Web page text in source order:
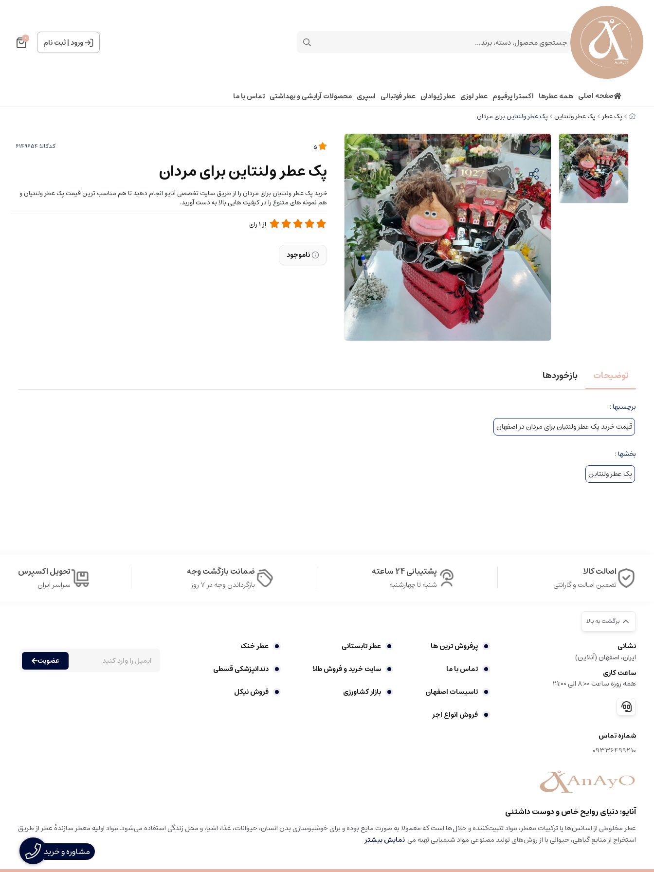
ورود|ثبت نام 0
صفحه اصلی همه عطرها اکسترا پرفیوم عطر لوزی عطر ژیوادان عطر فوتبالی اسپری محصولات آرایشی و بهداشتی تماس با ما
پک عطر پک عطر ولنتاین پک عطر ولنتاین برای مردان
کدکالا:
پک عطر ولنتاین برای مردان
خرید پک عطر ولنتیان برای مردان را از طریق سایت تخصصی آنایو انجام دهید تا هم مناسب ترین قیمت پک عطر ولنتیان و
هم نمونه های متنوع را در کیفیت هایی بالا به دست آورید.
از1رای
ناموجود
توضیحات بازخوردها
برچسبها :
قیمت خرید پک عطر ولنتیان برای مردان در اصفهان
بخشها :
پک عطر ولنتاین
اصالت کالا
تضمین اصالت و گارانتی
پشتیبانی 24 ساعته
شنبه تا چهارشنبه
ضمانت بازگشت وجه
بازگرداندن وجه در ۷ روز
تحویل اکسپرس
سراسر ایران
برگشت به بالا
نشانی
ایران، اصفهان (آنلاین)
ساعت کاری
همه روزه ساعت 8:00 الی 21:00
شماره تماس
09336499210
پرفروش ترین ها عطر تابستانی
عطر خنک
تماس با ما
سایت خرید و فروش طلا
دندانپزشکی قسطی
تاسیسات اصفهان
بازار کشاورزی
فروش نیکل
فروش انواع اجر
عضویت
آنایو؛ دنیای روایح خاص و دوست داشتنی
عطر مخلوطی از اسانس‌ها یا ترکیبات معطر، مواد تثبیت‌کننده و حلال‌ها است که معمولا به صورت مایع بوده و برای خوشبوسازی بدن انسان، حیوانات، غذا، اشیا، و محل زندگی استفاده می‌شود. مواد اولیه معطر سازندهٔ عطر از طریق
استخراج از منابع گیاهی، حیوانی یا از روش‌های تولید مصنوعی مواد شیمیایی تهیه می‌ نمایش بیشتر
مشاوره و خرید